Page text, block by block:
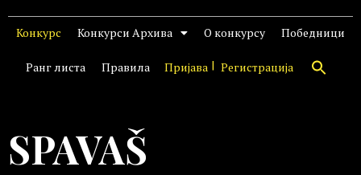
Конкурс Конкурси Архива О конкурсу Победници
Ранг листа Правила Пријава Регистрација
SPAVAŠ